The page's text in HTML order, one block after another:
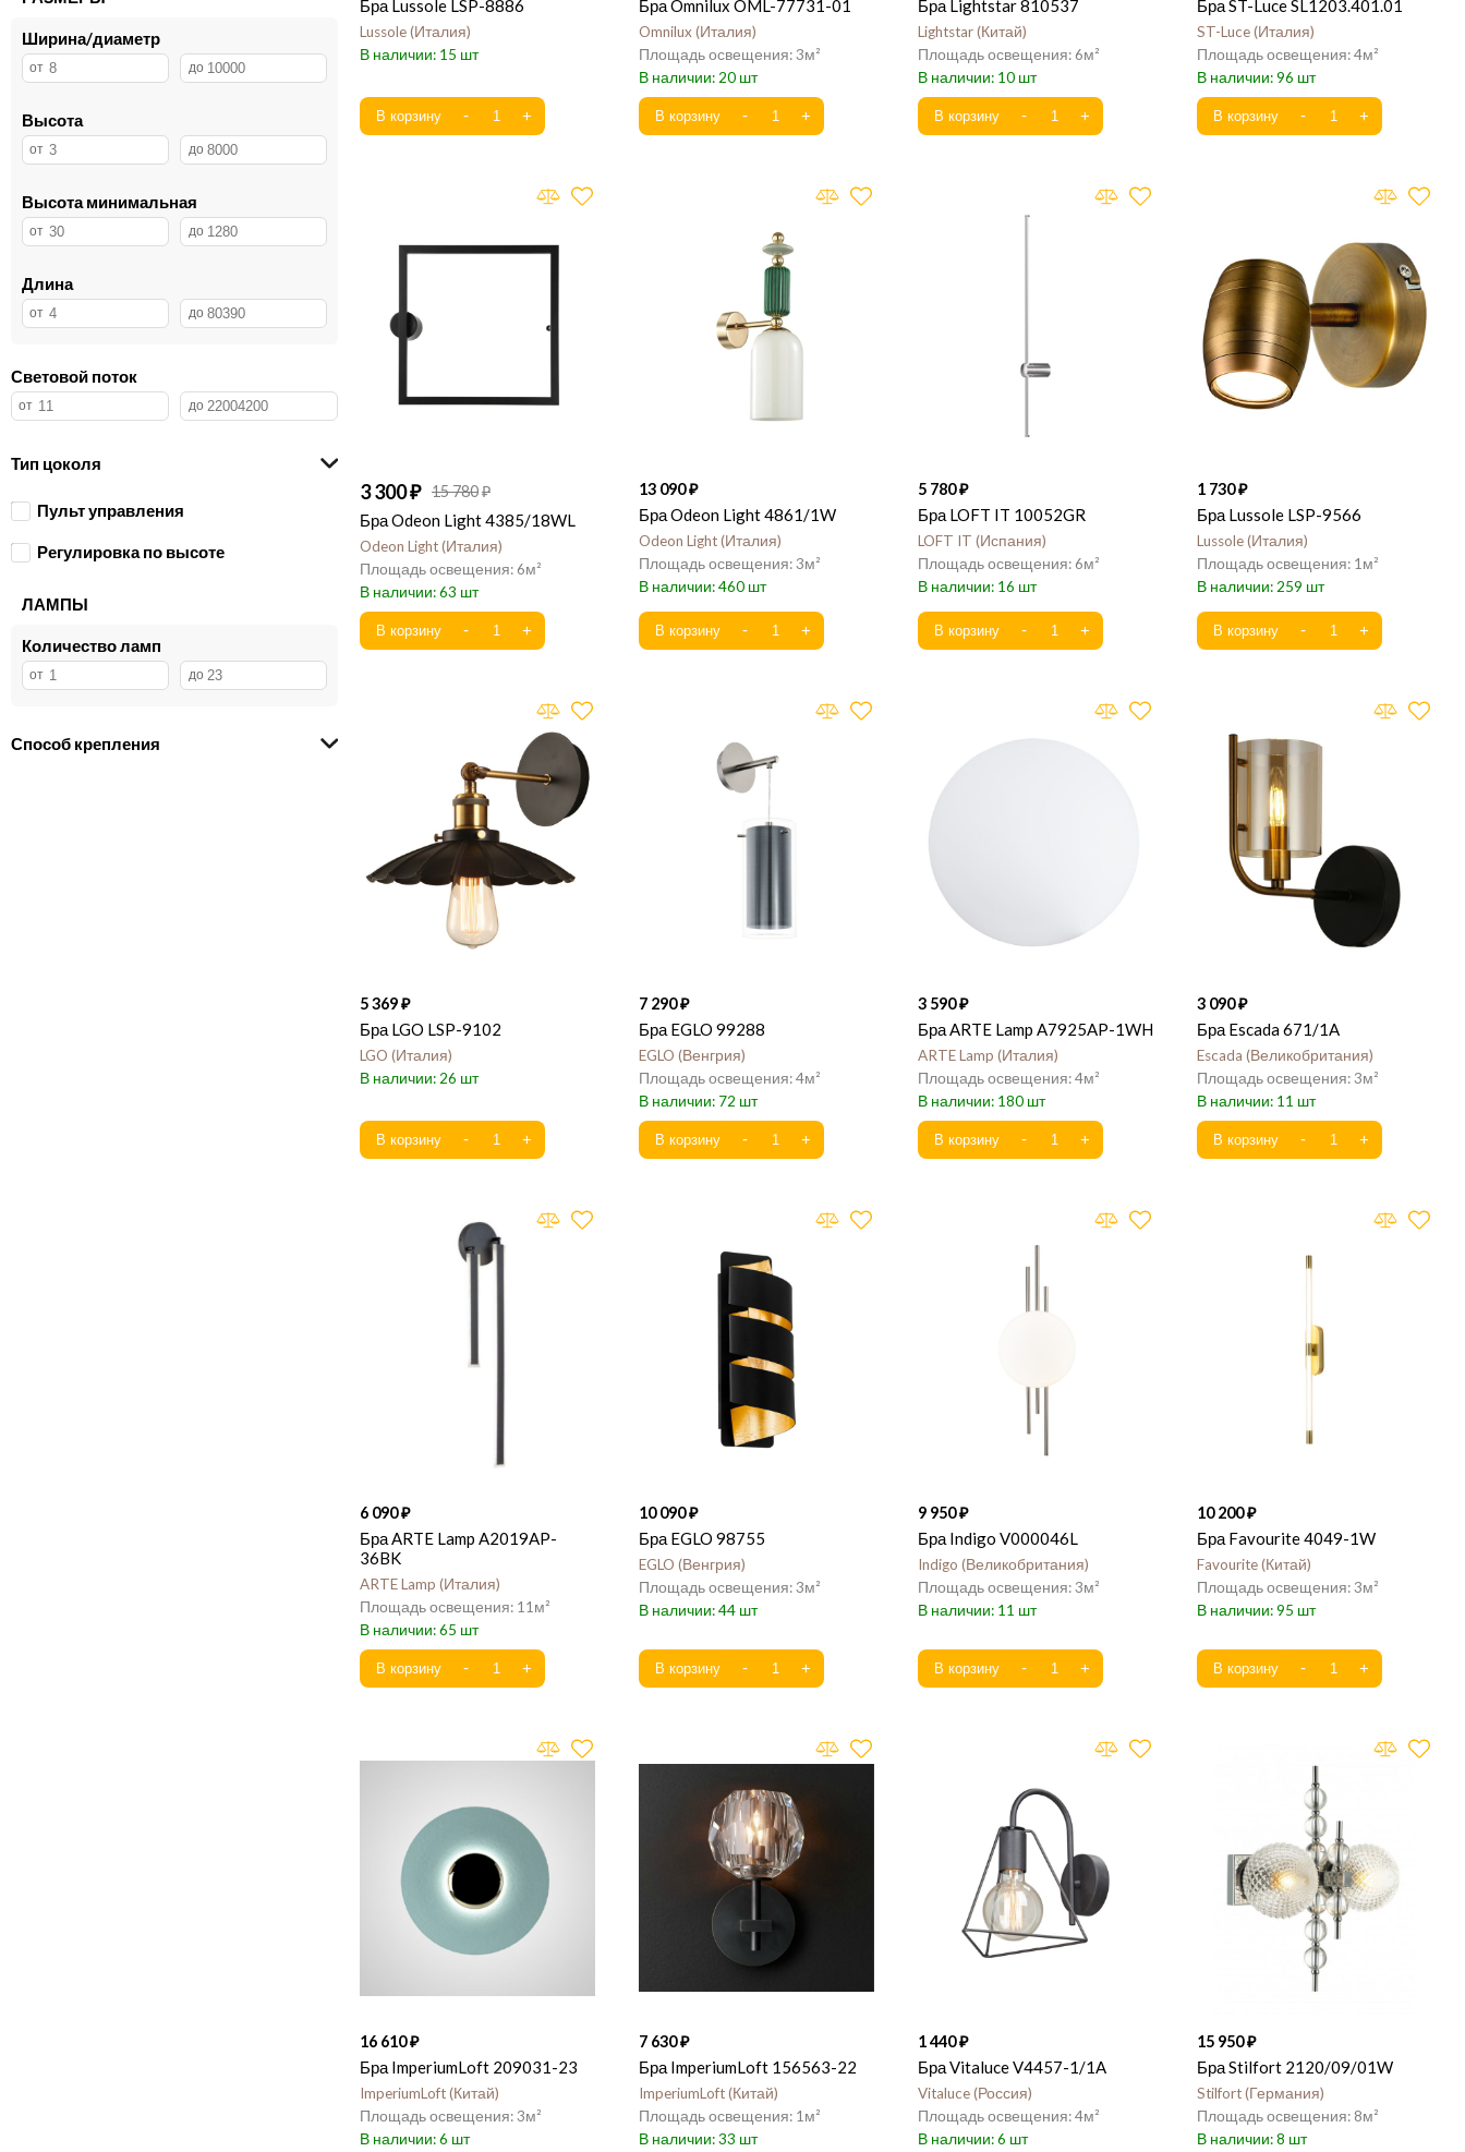
Ширина/диаметр
Высота
Высота минимальная
Длина
Световой поток
Тип цоколя
Пульт управления
Регулировка по высоте
ЛАМПЫ
Количество ламп
Способ крепления
Бра Lussole LSP-8886
Lussole Италия
15
Бра Omnilux OML-77731-01
Omnilux Италия
3
20
Бра Lightstar 810537
Lightstar Китай
6
10
Бра ST-Luce SL1203.401.01
ST-Luce Италия
4
96
3 300 15 780
Бра Odeon Light 4385/18WL
Odeon Light Италия
6
63
13 090
Бра Odeon Light 4861/1W
Odeon Light Италия
3
460
5 780
Бра LOFT IT 10052GR
LOFT IT Испания
6
16
1 730
Бра Lussole LSP-9566
Lussole Италия
1
259
5 369
Бра LGO LSP-9102
LGO Италия
26
7 290
Бра EGLO 99288
EGLO Венгрия
4
72
3 590
Бра ARTE Lamp A7925AP-1WH
ARTE Lamp Италия
4
180
3 090
Бра Escada 671/1A
Escada Великобритания
3
11
6 090
Бра ARTE Lamp A2019AP-
36BK
ARTE Lamp Италия
11
65
10 090
Бра EGLO 98755
EGLO Венгрия
3
44
9 950
Бра Indigo V000046L
Indigo Великобритания
3
11
10 200
Бра Favourite 4049-1W
Favourite Китай
3
95
16 610
Бра ImperiumLoft 209031-23
ImperiumLoft Китай
3
6
7 630
Бра ImperiumLoft 156563-22
ImperiumLoft Китай
1
33
1 440
Бра Vitaluce V4457-1/1A
Vitaluce Россия
4
6
15 950
Бра Stilfort 2120/09/01W
Stilfort Германия
8
8